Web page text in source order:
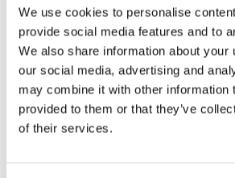
We use cookies to personalise
provide social media features and to
We also share information about your
our social media, advertising and
may combine it with other information
provided to them or that they’ve
of their services.